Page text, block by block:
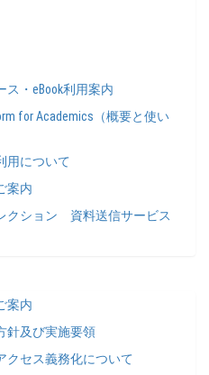
・eBook利用案内
for Academics（概要と使い
用について
案内
クション 資料送信サービス
案内
針及び実施要領
セス義務化について